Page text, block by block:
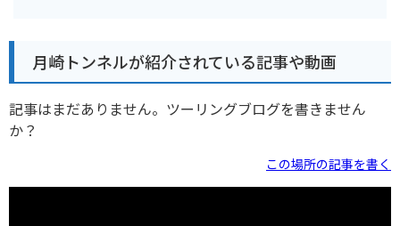
月崎トンネルが紹介されている記事や動画
記事はまだありません。ツーリングブログを書きません
か？
この場所の記事を書く